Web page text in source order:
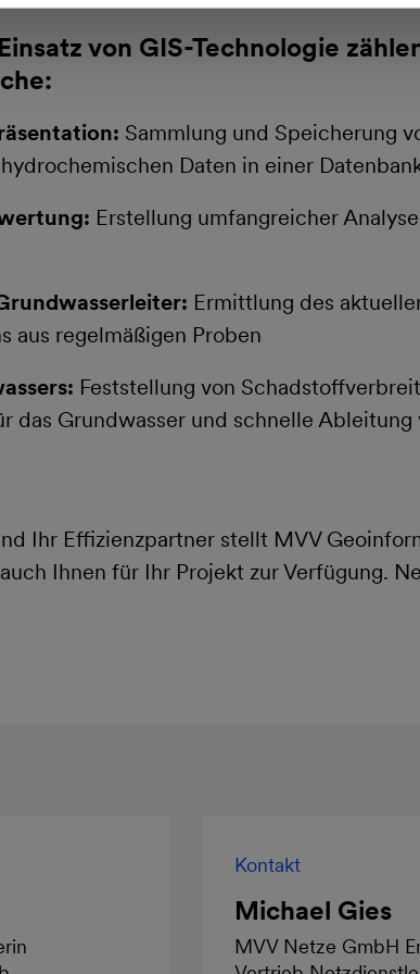
von GIS-Technologie
Sammlung und Speicherung
Daten in einer
Erstellung umfangreicher
Ermittlung des
aus regelmäßigen Proben
Feststellung von
das Grundwasser und schnelle Ableitung
Ihr Effizienzpartner stellt MVV
Ihnen für Ihr Projekt zur Verfügung.
Kontakt
Michael Gies
MVV Netze GmbH